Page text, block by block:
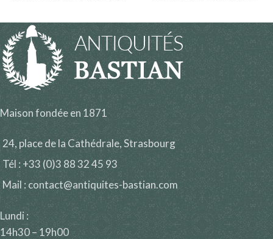
fin du XVIIIe siècle.
Maison fondée en 1871
24, place de la Cathédrale, Strasbourg
Tél : +33 (0)3 88 32 45 93
Mail : contact@antiquites-bastian.com
Lundi :
14h30 – 19h00